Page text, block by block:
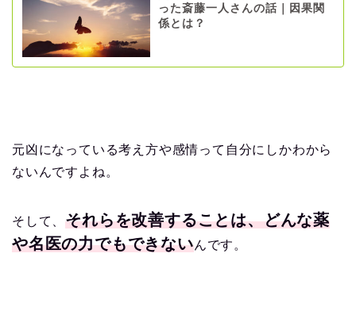
った斎藤一人さんの話｜因果関
係とは？
元凶になっている考え方や感情って自分にしかわから
ないんですよね。
そして、それらを改善することは、どんな薬
や名医の力でもできないんです。